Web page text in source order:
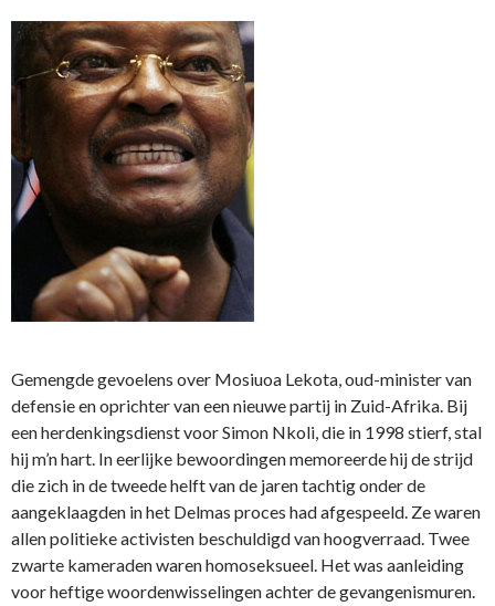
Gemengde gevoelens over Mosiuoa Lekota, oud-minister van
defensie en oprichter van een nieuwe partij in Zuid-Afrika. Bij
een herdenkingsdienst voor Simon Nkoli, die in 1998 stierf, stal
hij m’n hart. In eerlijke bewoordingen memoreerde hij de strijd
die zich in de tweede helft van de jaren tachtig onder de
aangeklaagden in het Delmas proces had afgespeeld. Ze waren
allen politieke activisten beschuldigd van hoogverraad. Twee
zwarte kameraden waren homoseksueel. Het was aanleiding
voor heftige woordenwisselingen achter de gevangenismuren.